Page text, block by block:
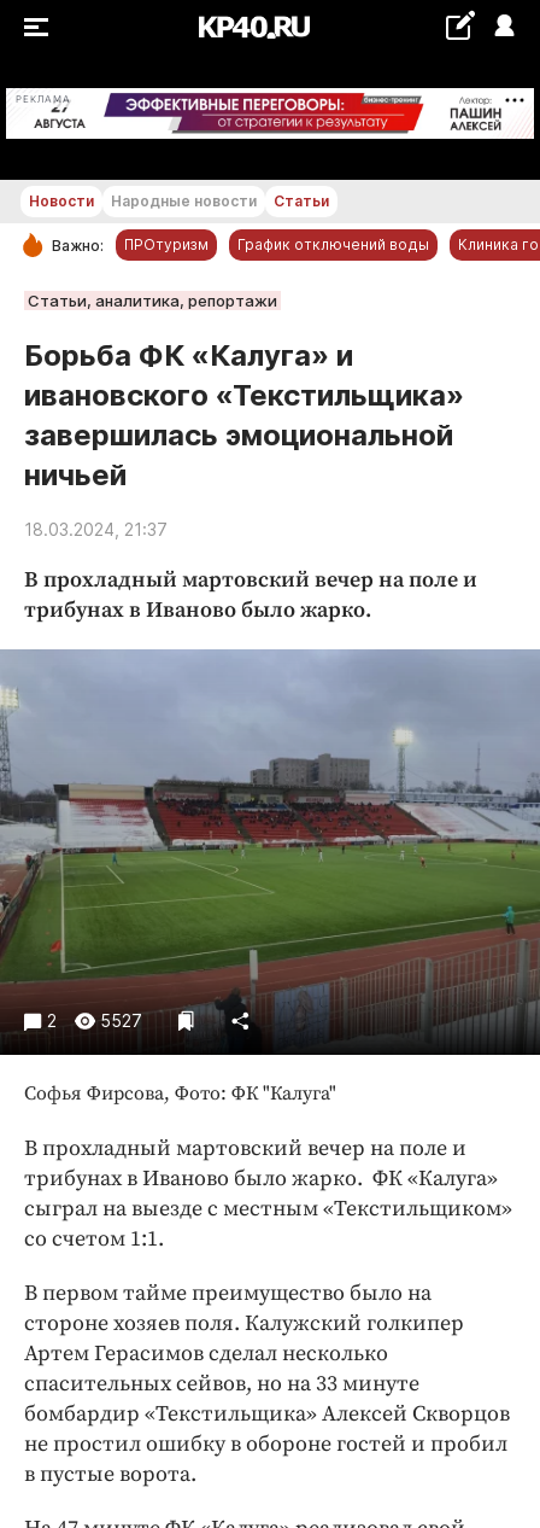
РЕКЛАМА +21...+22 °С
РУБРИКИ
Обнинск
Статьи
Народные новости
Авто и транспорт
Благоустройство
Культура
Недвижимость и ЖКХ
Праздники
Происшествия
Спорт
Экономика и бизнес
Блоги
Издания
Медиаперсона
Интересное чтиво
Бренд года
Работодатель года
Новости Народные новости Статьи
Важно: ПРОтуризм График отключений воды Клиника
Статьи, аналитика, репортажи
Борьба ФК «Калуга» и
ивановского «Текстильщика»
завершилась эмоциональной
ничьей
18.03.2024, 21:37
В прохладный мартовский вечер на поле и
трибунах в Иваново было жарко.
2 5527
Софья Фирсова, Фото: ФК "Калуга"
В прохладный мартовский вечер на поле и
трибунах в Иваново было жарко. ФК «Калуга»
сыграл на выезде с местным «Текстильщиком»
со счетом 1:1.
В первом тайме преимущество было на
стороне хозяев поля. Калужский голкипер
Артем Герасимов сделал несколько
спасительных сейвов, но на 33 минуте
бомбардир «Текстильщика» Алексей Скворцов
не простил ошибку в обороне гостей и пробил
в пустые ворота.